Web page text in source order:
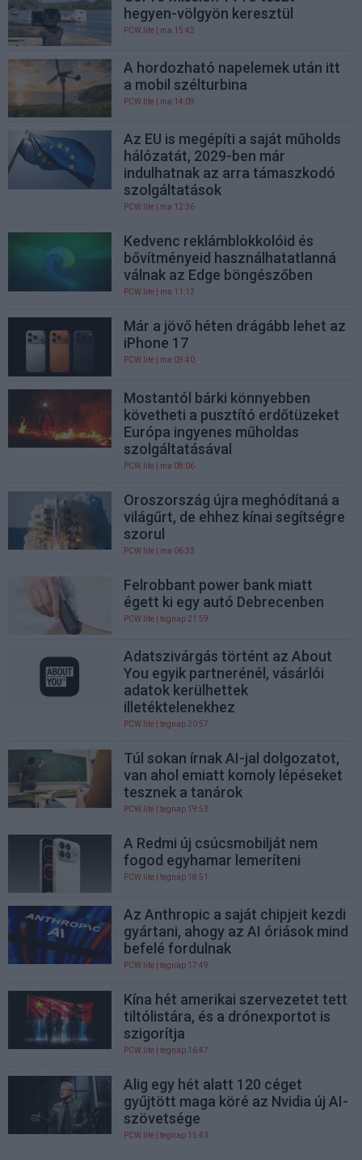
hegyen-völgyön keresztül
PCW.lite | ma 15:42
A hordozható napelemek után itt
a mobil szélturbina
PCW.lite | ma 14:09
Az EU is megépíti a saját műholds
hálózatát, 2029-ben már
indulhatnak az arra támaszkodó
szolgáltatások
PCW.lite | ma 12:36
Kedvenc reklámblokkolóid és
bővítményeid használhatatlanná
válnak az Edge böngészőben
PCW.lite | ma 11:12
Már a jövő héten drágább lehet az
iPhone 17
PCW.lite | ma 09:40
Mostantól bárki könnyebben
követheti a pusztító erdőtüzeket
Európa ingyenes műholdas
szolgáltatásával
PCW.lite | ma 08:06
Oroszország újra meghódítaná a
világűrt, de ehhez kínai segítségre
szorul
PCW.lite | ma 06:33
Felrobbant power bank miatt
égett ki egy autó Debrecenben
PCW.lite | tegnap 21:59
Adatszivárgás történt az About
You egyik partnerénél, vásárlói
adatok kerülhettek
illetéktelenekhez
PCW.lite | tegnap 20:57
Túl sokan írnak AI-jal dolgozatot,
van ahol emiatt komoly lépéseket
tesznek a tanárok
PCW.lite | tegnap 19:53
A Redmi új csúcsmobilját nem
fogod egyhamar lemeríteni
PCW.lite | tegnap 18:51
Az Anthropic a saját chipjeit kezdi
gyártani, ahogy az AI óriások mind
befelé fordulnak
PCW.lite | tegnap 17:49
Kína hét amerikai szervezetet tett
tiltólistára, és a drónexportot is
szigorítja
PCW.lite | tegnap 16:47
Alig egy hét alatt 120 céget
gyűjtött maga köré az Nvidia új AI-
szövetsége
PCW.lite | tegnap 15:43